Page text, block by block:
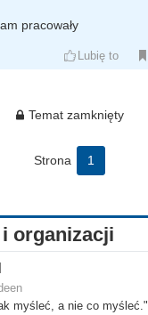
pracowały
Lubię to
Temat zamknięty
Strona 1
organizacji
myśleć, a nie co myśleć."